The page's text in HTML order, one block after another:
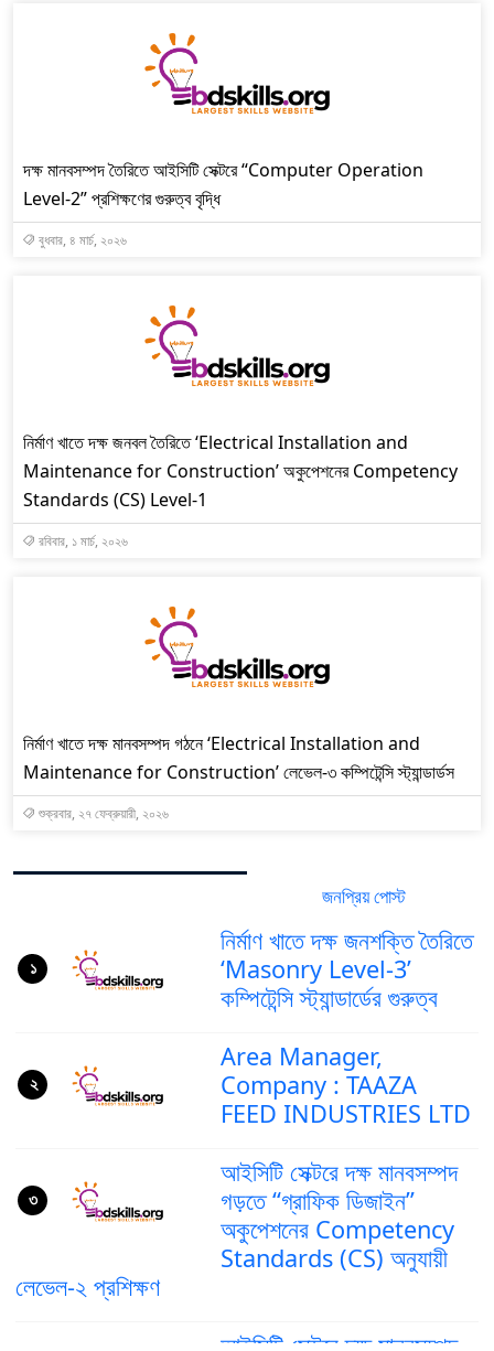
দক্ষ মানবসম্পদ তৈরিতে আইসিটি সেক্টরে “Computer Operation
Level-2” প্রশিক্ষণের গুরুত্ব বৃদ্ধি
বুধবার, ৪ মার্চ, ২০২৬
নির্মাণ খাতে দক্ষ জনবল তৈরিতে ‘Electrical Installation and
Maintenance for Construction’ অকুপেশনের Competency
Standards (CS) Level-1
রবিবার, ১ মার্চ, ২০২৬
নির্মাণ খাতে দক্ষ মানবসম্পদ গঠনে ‘Electrical Installation and
Maintenance for Construction’ লেভেল-৩ কম্পিটেন্সি স্ট্যান্ডার্ডস
শুক্রবার, ২৭ ফেব্রুয়ারী, ২০২৬
জনপ্রিয় পোস্ট
নির্মাণ খাতে দক্ষ জনশক্তি তৈরিতে
‘Masonry Level-3’
কম্পিটেন্সি স্ট্যান্ডার্ডের গুরুত্ব
১
Area Manager,
Company : TAAZA
FEED INDUSTRIES LTD
২
আইসিটি সেক্টরে দক্ষ মানবসম্পদ
গড়তে “গ্রাফিক ডিজাইন”
অকুপেশনের Competency
Standards (CS) অনুযায়ী
লেভেল-২ প্রশিক্ষণ
৩
আইসিটি সেক্টরে দক্ষ মানবসম্পদ